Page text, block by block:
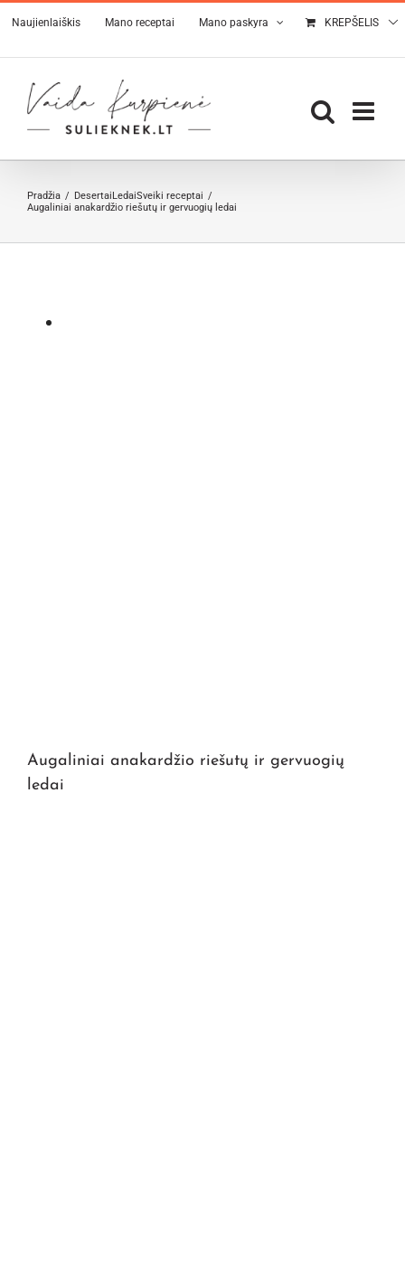
Skip
to
content
Naujienlaiškis Mano receptai Mano paskyra KREPŠELIS
Pradžia DesertaiLedaiSveiki receptai
Augaliniai anakardžio riešutų ir gervuogių ledai
Augaliniai anakardžio riešutų ir gervuogių
ledai